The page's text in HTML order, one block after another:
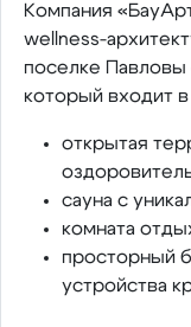
Компания
wellness-
поселке
который входит
открытая
сауна с
комната
просторный
устройства